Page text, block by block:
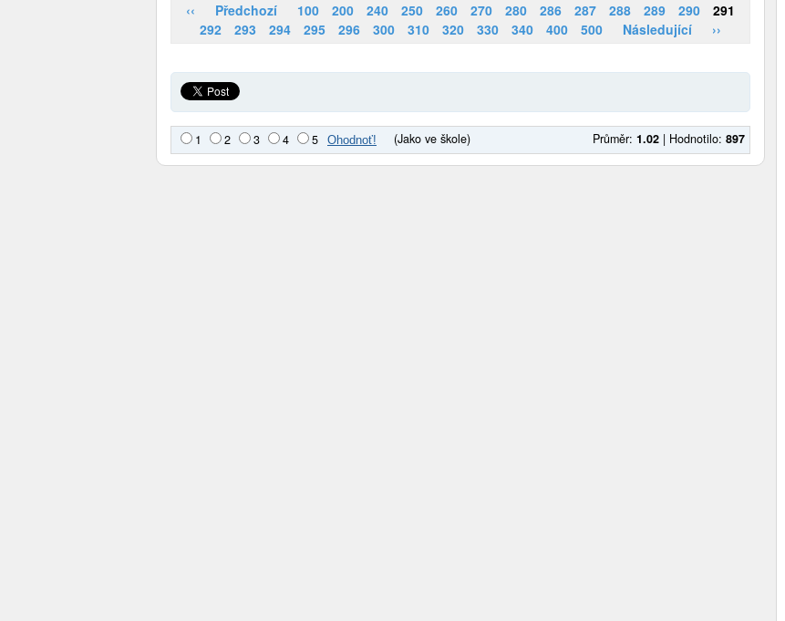
‹‹ Předchozí 100 200 240 250 260 270 280 286 287 288 289 290
291
292
293 294 295 296 300 310 320 330 340 400 500 Následující ››
1 2 3 4 5 (Jako ve škole) Průměr: 1.02 | Hodnotilo: 897